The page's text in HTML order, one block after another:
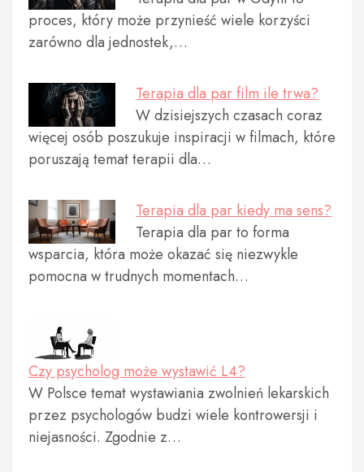
proces, który może przynieść wiele korzyści
zarówno dla jednostek,…
Terapia dla par film ile trwa?
W dzisiejszych czasach coraz
więcej osób poszukuje inspiracji w filmach, które
poruszają temat terapii dla…
Terapia dla par kiedy ma sens?
Terapia dla par to forma
wsparcia, która może okazać się niezwykle
pomocna w trudnych momentach…
Czy psycholog może wystawić L4?
W Polsce temat wystawiania zwolnień lekarskich
przez psychologów budzi wiele kontrowersji i
niejasności. Zgodnie z…